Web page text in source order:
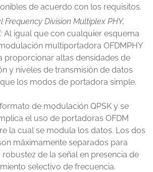
de acuerdo con los requisitos.
Frequency Division Multiplex PHY,
Al igual que con cualquier esquema
multiportadora OFDMPHY
proporcionar altas densidades de
y niveles de transmisión de datos
los modos de portadora simple.
formato de modulación QPSK y se
el uso de portadoras OFDM
la cual se modula los datos. Los dos
máximamente separados para
de la señal en presencia de
selectivo de frecuencia.